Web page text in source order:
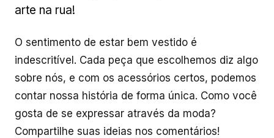
arte na rua!
O sentimento de estar bem vestido é
indescritível. Cada peça que escolhemos diz algo
sobre nós, e com os acessórios certos, podemos
contar nossa história de forma única. Como você
gosta de se expressar através da moda?
Compartilhe suas ideias nos comentários!